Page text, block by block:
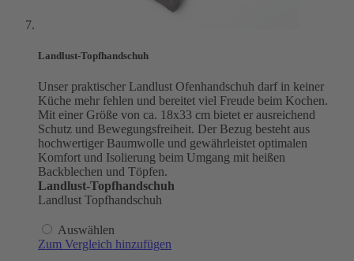
Landlust-Topfhandschuh
Unser praktischer Landlust Ofenhandschuh darf in keiner
Küche mehr fehlen und bereitet viel Freude beim Kochen.
Mit einer Größe von ca. 18x33 cm bietet er ausreichend
Schutz und Bewegungsfreiheit. Der Bezug besteht aus
hochwertiger Baumwolle und gewährleistet optimalen
Komfort und Isolierung beim Umgang mit heißen
Backblechen und Töpfen.
Landlust-Topfhandschuh
Landlust Topfhandschuh
Auswählen
Zum Vergleich hinzufügen